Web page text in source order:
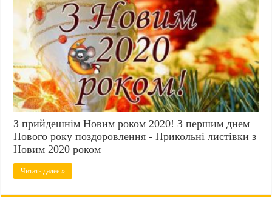
З прийдешнім Новим роком 2020! З першим днем
Нового року поздоровлення - Прикольні листівки з
Новим 2020 роком
Читать далее »